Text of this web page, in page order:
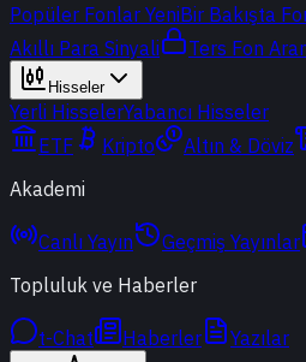
Popüler Fonlar YeniBir Bakışta
Akıllı Para Sinyali
Ters Fon
Hisseler
Yerli HisselerYabancı Hisseler
ETF
Kripto Altın & Döviz
Akademi
Canlı Yayın Geçmiş Yayınlar
Topluluk ve Haberler
t-Chat Haberler Yazılar